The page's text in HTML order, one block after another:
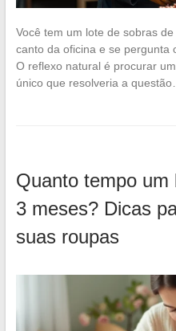
Você tem um lote de sobras
canto da oficina e se pergunta
O reflexo natural é procurar
único que resolveria a questão…
Quanto tempo um
3 meses? Dicas
suas roupas